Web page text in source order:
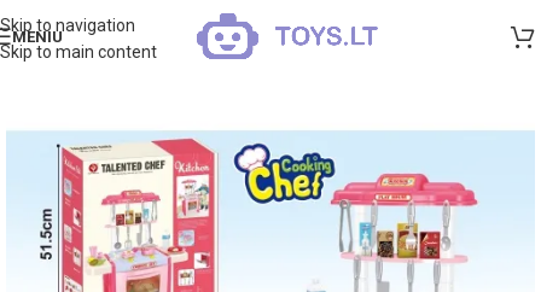
Skip to navigation
Skip to main content
MENIU